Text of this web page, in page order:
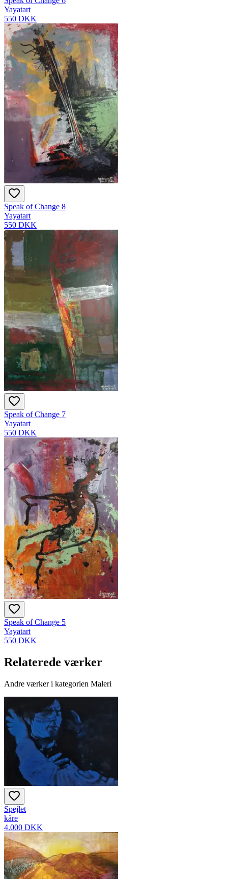
Yayatart
550 DKK
Speak of Change 8
Yayatart
550 DKK
Speak of Change 7
Yayatart
550 DKK
Speak of Change 5
Yayatart
550 DKK
Relaterede værker
Andre værker i kategorien Maleri
Spejlet
kåre
4.000 DKK